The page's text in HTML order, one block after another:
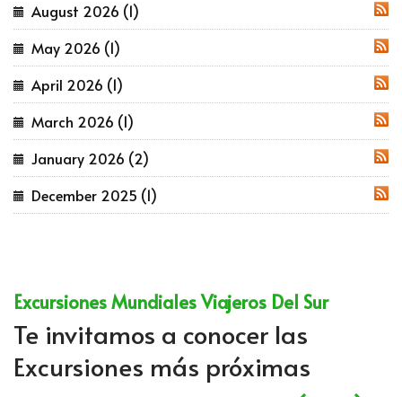
August 2026 (1)
May 2026 (1)
April 2026 (1)
March 2026 (1)
January 2026 (2)
December 2025 (1)
Excursiones Mundiales Viajeros Del Sur
Te invitamos a conocer las
Excursiones más próximas